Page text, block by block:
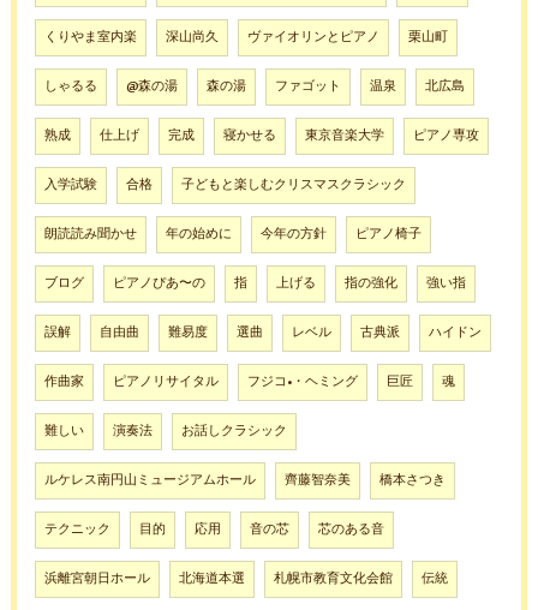
くりやま室内楽 深山尚久 ヴァイオリンとピアノ 栗山町
しゃるる @森の湯 森の湯 ファゴット 温泉 北広島
熟成 仕上げ 完成 寝かせる 東京音楽大学 ピアノ専攻
入学試験 合格 子どもと楽しむクリスマスクラシック
朗読読み聞かせ 年の始めに 今年の方針 ピアノ椅子
ブログ ピアノぴあ〜の 指 上げる 指の強化 強い指
誤解 自由曲 難易度 選曲 レベル 古典派 ハイドン
作曲家 ピアノリサイタル フジコ•・ヘミング 巨匠 魂
難しい 演奏法 お話しクラシック
ルケレス南円山ミュージアムホール 齊藤智奈美 橋本さつき
テクニック 目的 応用 音の芯 芯のある音
浜離宮朝日ホール 北海道本選 札幌市教育文化会館 伝統